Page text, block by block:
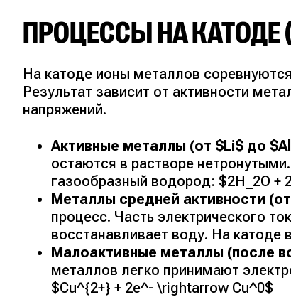
ПРОЦЕССЫ НА КАТОДЕ
На катоде ионы металлов
Результат зависит от активности
напряжений.
Активные металлы (от $Li$ до
остаются в растворе
газообразный водород: $2H_2O +
Металлы средней активности
процесс. Часть электрического
восстанавливает воду. На
Малоактивные металлы (после
металлов легко принимают
$Cu^{2+} + 2e^- \rightarrow Cu^0$